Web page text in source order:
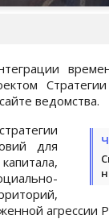
Стратегии
ведомства.
для
агрессии